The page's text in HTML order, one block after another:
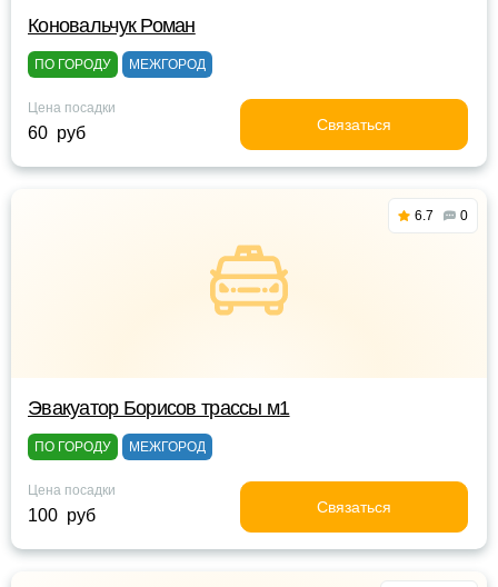
Коновальчук Роман
ПО ГОРОДУ МЕЖГОРОД
Цена посадки
60 руб Связаться
6.7 0
Эвакуатор Борисов трассы м1
ПО ГОРОДУ МЕЖГОРОД
Цена посадки
100 руб Связаться